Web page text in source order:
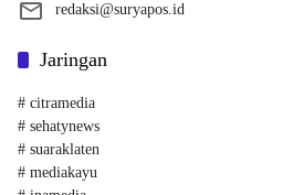
redaksi@suryapos.id
Jaringan
# citramedia
# sehatynews
# suaraklaten
# mediakayu